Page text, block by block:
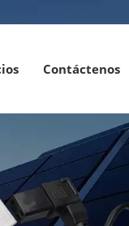
Contáctenos